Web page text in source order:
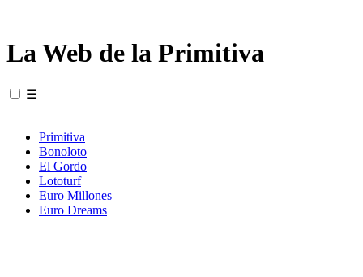
La Web de la Primitiva
☰
Primitiva
Bonoloto
El Gordo
Lototurf
Euro Millones
Euro Dreams